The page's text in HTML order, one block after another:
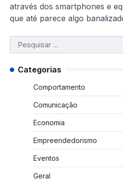
através dos smartphones e
que até parece algo
Pesquisar
por:
Categorias
Comportamento
Comunicação
Economia
Empreendedorismo
Eventos
Geral